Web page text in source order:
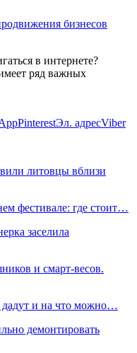
бизнесов
в интернете?
ряд важных
PinterestЭл. адресViber
литовцы вблизи
фестивале: где стоит…
заселила
и смарт-весов.
и на что можно…
демонтировать